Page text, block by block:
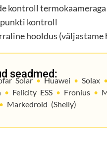
kontroll termokaameraga
kontroll
hooldus
seadmed:
Solar•Huawei • Solax •
• Felicity ESS • Fronius •
• Markedroid (Shelly)